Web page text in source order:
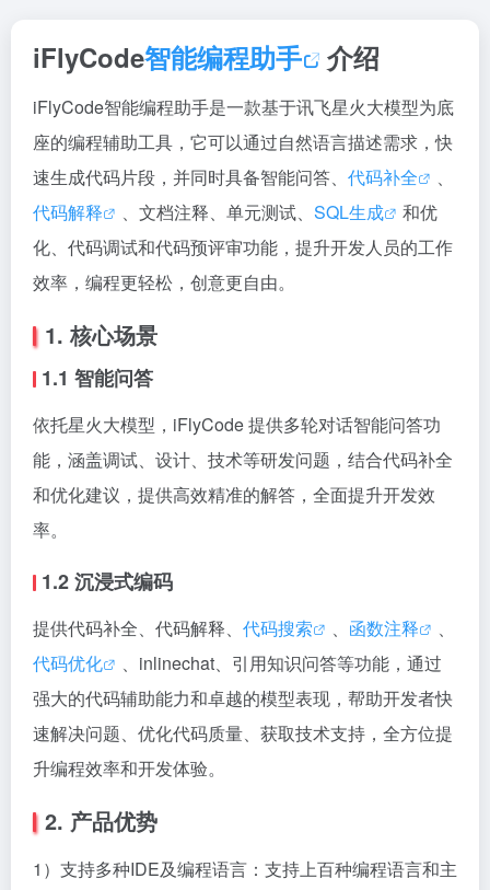
iFlyCode智能编程助手 介绍
iFlyCode智能编程助手是一款基于讯飞星火大模型为底
座的编程辅助工具，它可以通过自然语言描述需求，快
速生成代码片段，并同时具备智能问答、 代码补全
、
代码解释
、文档注释、单元测试、 SQL生成
和优
化、代码调试和代码预评审功能，提升开发人员的工作
效率，编程更轻松，创意更自由。
1. 核心场景
1.1 智能问答
依托星火大模型，iFlyCode 提供多轮对话智能问答功
能，涵盖调试、设计、技术等研发问题，结合代码补全
和优化建议，提供高效精准的解答，全面提升开发效
率。
1.2 沉浸式编码
提供代码补全、代码解释、 代码搜索 、 函数注释
、
代码优化
、inlinechat、引用知识问答等功能，通过
强大的代码辅助能力和卓越的模型表现，帮助开发者快
速解决问题、优化代码质量、获取技术支持，全方位提
升编程效率和开发体验。
2. 产品优势
1）支持多种IDE及编程语言：支持上百种编程语言和主